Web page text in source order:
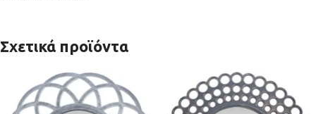
Σχετικά προϊόντα